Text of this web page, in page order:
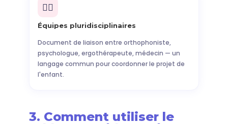
🧑‍⚕️
Équipes pluridisciplinaires
Document de liaison entre orthophoniste,
psychologue, ergothérapeute, médecin — un
langage commun pour coordonner le projet de
l'enfant.
3. Comment utiliser le